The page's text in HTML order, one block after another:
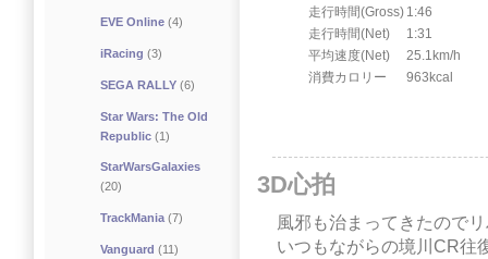
走行時間(Gross) 1:46
走行時間(Net)
1:31
平均速度(Net)
25.1km/h
消費カロリー
963kcal
3D心拍
風邪も治まってきたので
いつもながらの境川CR往
EVE Online(4)
iRacing (3)
SEGA RALLY(6)
Star Wars: The Old
Republic(1)
StarWarsGalaxies
(20)
TrackMania(7)
Vanguard (11)